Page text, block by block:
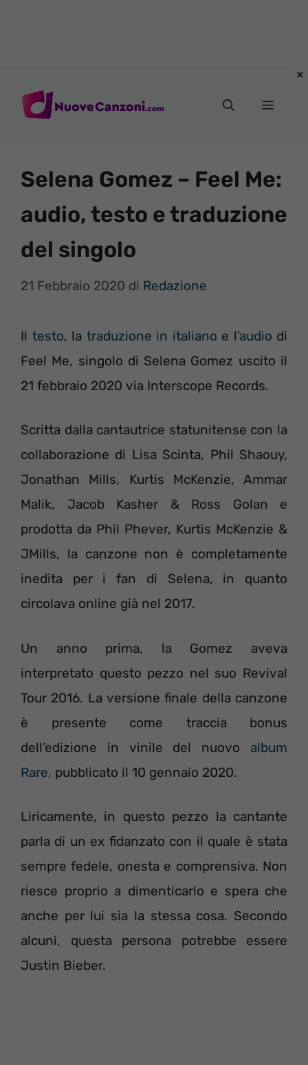
Menu
Selena Gomez – Feel Me:
audio, testo e traduzione
del singolo
21 Febbraio 2020 di Redazione
Il testo, la traduzione in italiano e l’audio di
Feel Me, singolo di Selena Gomez uscito il
21 febbraio 2020 via Interscope Records.
Scritta dalla cantautrice statunitense con la
collaborazione di Lisa Scinta, Phil Shaouy,
Jonathan Mills, Kurtis McKenzie, Ammar
Malik, Jacob Kasher & Ross Golan e
prodotta da Phil Phever, Kurtis McKenzie &
JMills, la canzone non è completamente
inedita per i fan di Selena, in quanto
circolava online già nel 2017.
Un anno prima, la Gomez aveva
interpretato questo pezzo nel suo Revival
Tour 2016. La versione finale della canzone
è presente come traccia bonus
dell’edizione in vinile del nuovo album
Rare, pubblicato il 10 gennaio 2020.
Liricamente, in questo pezzo la cantante
parla di un ex fidanzato con il quale è stata
sempre fedele, onesta e comprensiva. Non
riesce proprio a dimenticarlo e spera che
anche per lui sia la stessa cosa. Secondo
alcuni, questa persona potrebbe essere
Justin Bieber.